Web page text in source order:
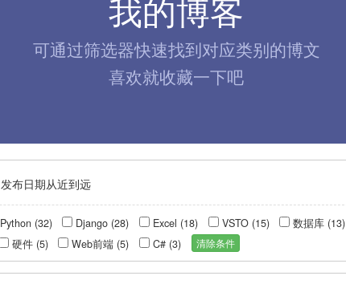
我的博客
可通过筛选器快速找到对应类别的博文
喜欢就收藏一下吧
发布日期从近到远
Python (32) Django (28) Excel (18) VSTO (15)
数据库 (13)
硬件 (5) Web前端 (5) C# (3) 清除条件